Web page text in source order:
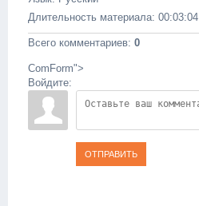
Длительность материала: 00:03:04
Всего комментариев: 0
ComForm">
Войдите:
ОТПРАВИТЬ